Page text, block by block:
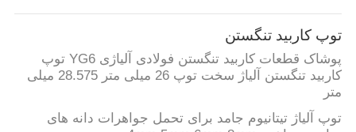
توپ کاربید تنگستن
پوشاک قطعات کاربید تنگستن فولادی آلیاژی YG6 توپ
کاربید تنگستن آلیاژ سخت توپ 26 میلی متر 28.575 میلی
متر
توپ آلیاژ تیتانیوم جامد برای تحمل جواهرات دانه های